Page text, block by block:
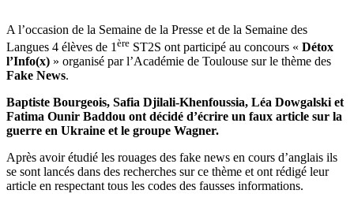
A l’occasion de la Semaine de la Presse et de la Semaine des
Langues 4 élèves de 1 ère ST2S ont participé au concours « Détox
l’Info(x) » organisé par l’Académie de Toulouse sur le thème des
Fake News.
Baptiste Bourgeois, Safia Djilali-Khenfoussia, Léa Dowgalski et
Fatima Ounir Baddou ont décidé d’écrire un faux article sur la
guerre en Ukraine et le groupe Wagner.
Après avoir étudié les rouages des fake news en cours d’anglais ils
se sont lancés dans des recherches sur ce thème et ont rédigé leur
article en respectant tous les codes des fausses informations.